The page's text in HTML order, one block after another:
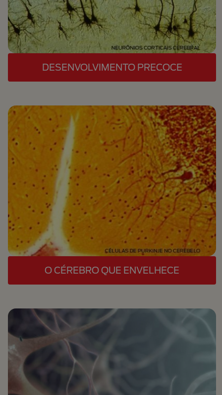
DESENVOLVIMENTO PRECOCE
O CÉREBRO QUE ENVELHECE